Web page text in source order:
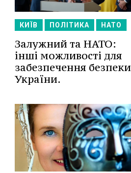
КИЇВ ПОЛІТИКА НАТО
Залужний та НАТО:
інші можливості для
забезпечення безпеки
України.